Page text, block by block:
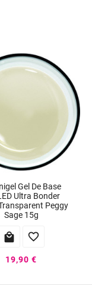
Gel De Base
Ultra Bonder
Peggy
Sage 15g
 
19,90 €